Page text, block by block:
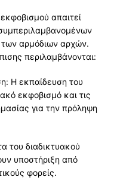
απαιτεί
των αρμόδιων αρχών.
περιλαμβάνονται:
Η εκπαίδευση του
εκφοβισμό και τις
για την πρόληψη
του διαδικτυακού
υποστήριξη από
φορείς.